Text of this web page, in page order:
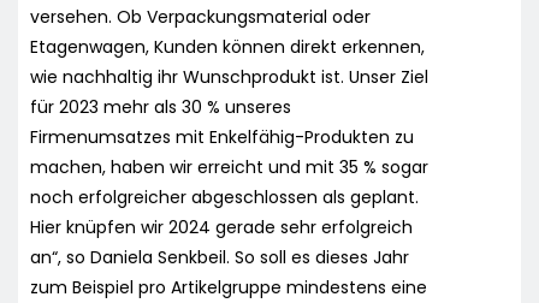
versehen. Ob Verpackungsmaterial oder
Etagenwagen, Kunden können direkt erkennen,
wie nachhaltig ihr Wunschprodukt ist. Unser Ziel
für 2023 mehr als 30 % unseres
Firmenumsatzes mit Enkelfähig-Produkten zu
machen, haben wir erreicht und mit 35 % sogar
noch erfolgreicher abgeschlossen als geplant.
Hier knüpfen wir 2024 gerade sehr erfolgreich
an“, so Daniela Senkbeil. So soll es dieses Jahr
zum Beispiel pro Artikelgruppe mindestens eine